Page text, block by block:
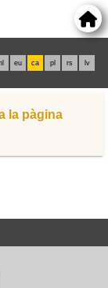
eu ca pl rs lv
la pàgina